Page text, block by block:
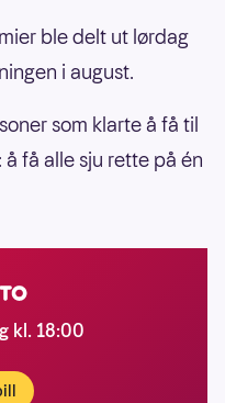
ble delt ut lørdag
i august.
som klarte å få til
få alle sju rette på én
kl. 18:00